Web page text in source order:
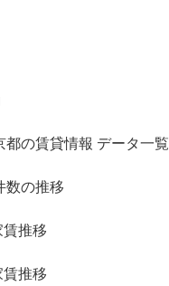
都の賃貸情報 データ一覧
数の推移
推移
推移